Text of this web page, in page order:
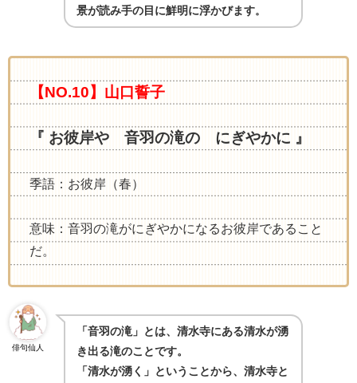
景が読み手の目に鮮明に浮かびます。
【NO.10】山口誓子
『 お彼岸や 音羽の滝の にぎやかに 』
季語：お彼岸（春）
意味：音羽の滝がにぎやかになるお彼岸であること
だ。
俳句仙人
「音羽の滝」とは、清水寺にある清水が湧
き出る滝のことです。
「清水が湧く」ということから、清水寺と